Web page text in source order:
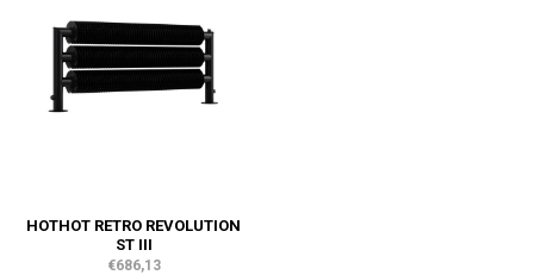
HOTHOT RETRO REVOLUTION
ST III
€686,13